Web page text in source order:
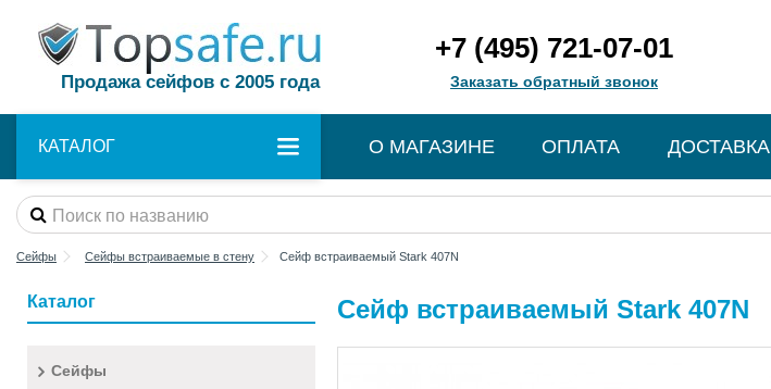
Продажа сейфов с 2005 года
+7 (495) 721-07-01
Заказать обратный звонок
КАТАЛОГ О МАГАЗИНЕ ОПЛАТА ДОСТАВКА
Сейфы Сейфы встраиваемые в стену Сейф встраиваемый Stark 407N
Каталог
Сейфы
Сейф встраиваемый Stark 407N